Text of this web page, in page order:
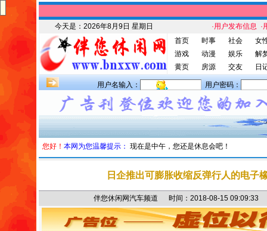
今天是： 2026年8月9日 星期日 ·用户发布信息 ·
首页
时事 社会
女
游戏
动漫 娱乐
解
黄页
房源 交友 日
用户名输入： 用户密码：
您好！ 本网为您温馨提示： 现在是中午，您还是休息会吧！
日企推出可膨胀收缩反弹行人的电子
伴您休闲网汽车频道 时间：2018-08-15